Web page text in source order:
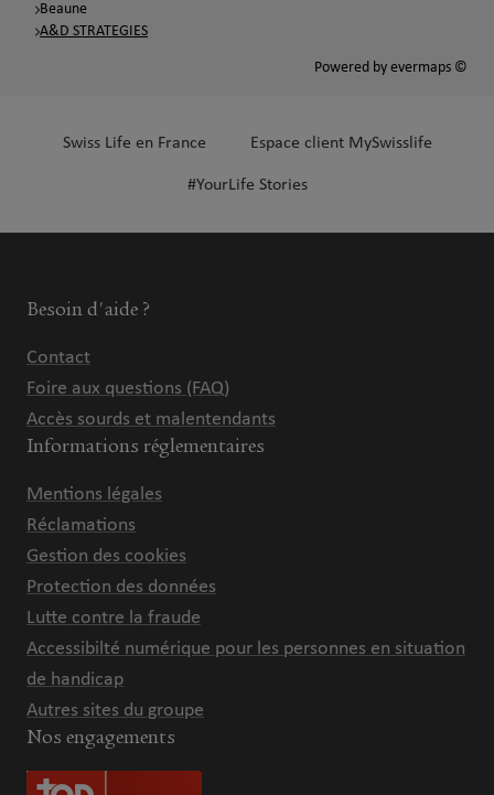
Beaune
A&D STRATEGIES
Powered by evermaps ©
Swiss Life en France Espace client MySwisslife
#YourLife Stories
Besoin d'aide ?
Contact
Foire aux questions (FAQ)
Accès sourds et malentendants
Informations réglementaires
Mentions légales
Réclamations
Gestion des cookies
Protection des données
Lutte contre la fraude
Accessibilté numérique pour les personnes en situation
de handicap
Autres sites du groupe
Nos engagements